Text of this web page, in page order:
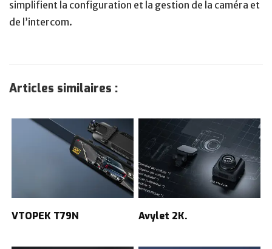
simplifient la configuration et la gestion de la caméra et
de l’intercom.
Articles similaires :
VTOPEK T79N Avylet 2K.